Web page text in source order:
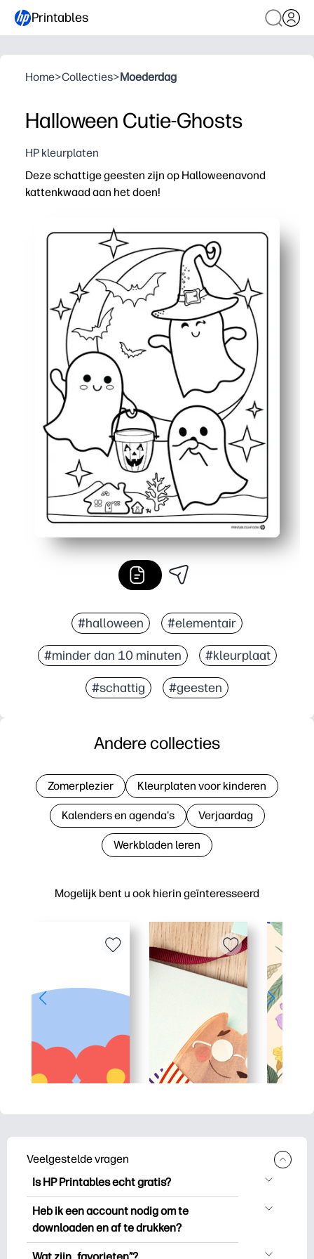
Printables
Home>Collecties>Moederdag
Halloween Cutie-Ghosts
HP kleurplaten
Deze schattige geesten zijn op Halloweenavond
kattenkwaad aan het doen!
Print-and-Go - je kunt binnen enkele seconden een
Houdt kinderen met plezier bezig - stimuleer
Geweldig voor alle leeftijden - eenvoudige vormen
Doet ook dienst als decor - toon afgewerkte kunst,
#halloween #elementair
#minder dan 10 minuten #kleurplaat
#schattig #geesten
Mogelijk bent u ook hierin geïnteresseerd
Andere collecties
Zomerplezier Kleurplaten voor kinderen
Kalenders en agenda's Verjaardag
Werkbladen leren
Veelgestelde vragen
Is HP Printables echt gratis?
HP Printables biedt meer dan 2.500
gratis printables om te downloaden en
kleurplaten, leuke leerwerkbladen,
Heb ik een account nodig om te
downloaden en af te drukken?
Je kunt ontdekken en printen zonder een